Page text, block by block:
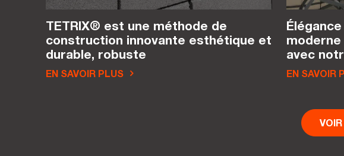
TETRIX® est une méthode de
construction innovante esthétique et
durable, robuste
EN SAVOIR PLUS
avec
EN SAVOIR